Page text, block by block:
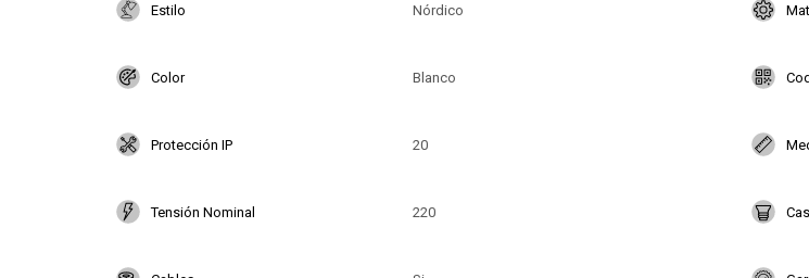
Estilo Nórdico
Color Blanco
Protección IP 20
Tensión Nominal 220